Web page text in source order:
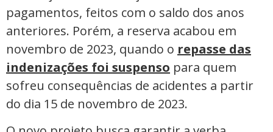
pagamentos, feitos com o saldo dos anos
anteriores. Porém, a reserva acabou em
novembro de 2023, quando o repasse das
indenizações foi suspenso para quem
sofreu consequências de acidentes a partir
do dia 15 de novembro de 2023.